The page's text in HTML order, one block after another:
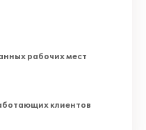
рабочих мест
клиентов